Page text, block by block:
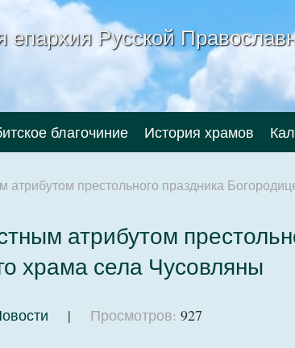
епархия Русской
благочиние История храмов
престольного праздника
атрибутом
храма села Чусовляны
| Просмотров: 927